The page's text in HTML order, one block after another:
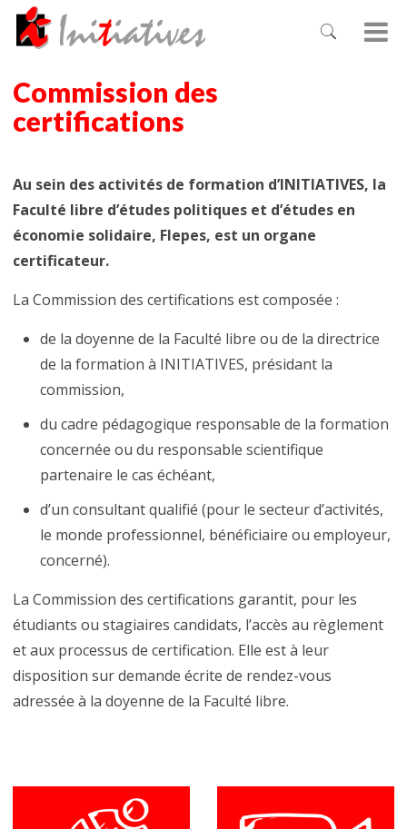
Commission des
certifications
Au sein des activités de formation d’INITIATIVES, la
Faculté libre d’études politiques et d’études en
économie solidaire, Flepes, est un organe
certificateur.
La Commission des certifications est composée :
de la doyenne de la Faculté libre ou de la directrice
de la formation à INITIATIVES, présidant la
commission,
du cadre pédagogique responsable de la formation
concernée ou du responsable scientifique
partenaire le cas échéant,
d’un consultant qualifié (pour le secteur d’activités,
le monde professionnel, bénéficiaire ou employeur,
concerné).
La Commission des certifications garantit, pour les
étudiants ou stagiaires candidats, l’accès au règlement
et aux processus de certification. Elle est à leur
disposition sur demande écrite de rendez-vous
adressée à la doyenne de la Faculté libre.